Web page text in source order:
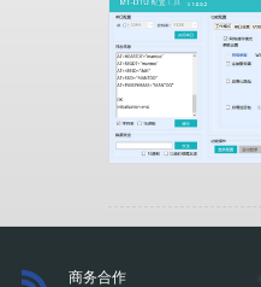
商务合作